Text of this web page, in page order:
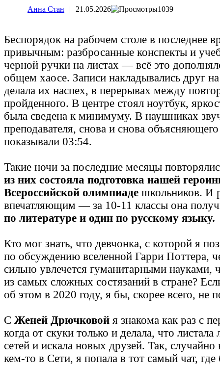
Анна Стан | 21.05.2026 1039
Беспорядок на рабочем столе в последнее
привычным: разбросанные конспекты и
черной ручки на листах — всё это
общем хаосе. Записи накладывались друг
делала их наспех, в перерывах между
пройденного. В центре стоял ноутбук,
была сведена к минимуму. В наушниках
преподавателя, снова и снова
показывали 03:54.
Такие ночи за последние месяцы
из них состояла подготовка нашей
Всероссийской олимпиаде школьников. И
впечатляющим — за 10-11 классы она
по литературе и один по русскому языку.
Кто мог знать, что девчонка, с которой я
по обсуждению вселенной Гарри Поттера,
сильно увлечется гуманитарными науками,
из самых сложных состязаний в стране?
об этом в 2020 году, я бы, скорее всего, не
С Женей Дрючковой я знакома как раз с
когда от скуки только и делала, что
сетей и искала новых друзей. Так, случайно
кем-то в Сети, я попала в тот самый чат,